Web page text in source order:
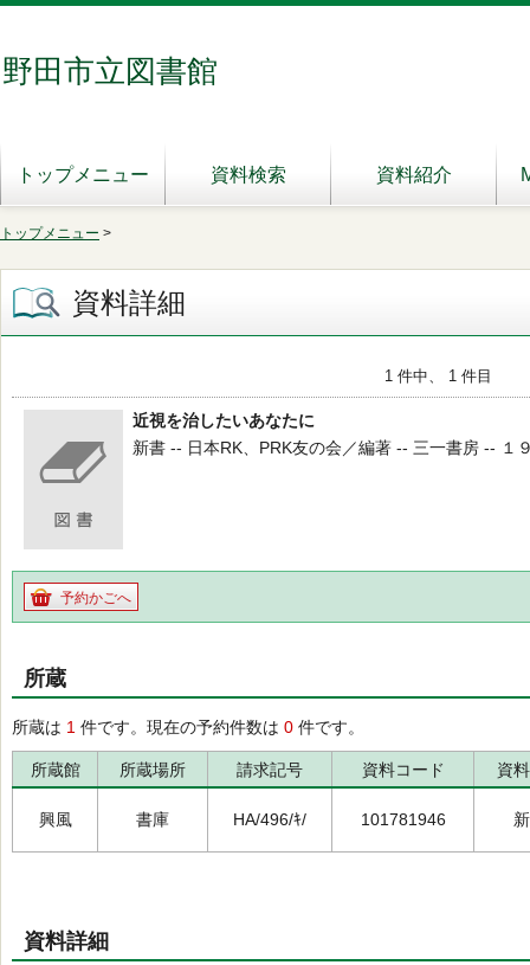
野田市立図書館
トップメニュー 資料検索 資料紹介
トップメニュー >
資料詳細
1 件中、 1 件目
近視を治したいあなたに
新書 -- 日本RK、PRK友の会／編著 -- 三一書房 -- １
予約かごへ
所蔵
所蔵は 1 件です。現在の予約件数は 0 件です。
所蔵館 所蔵場所 請求記号 資料コード 資
興風 書庫 HA/496/ｷ/ 101781946
資料詳細